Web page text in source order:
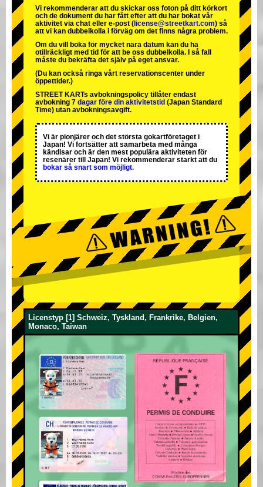
Vi rekommenderar att du skickar oss foton på ditt körkort
och de dokument du har fått efter att du har bokat vår
aktivitet via chat eller e-post ( license@streetkart.com) så
att vi kan dubbelkolla i förväg om det finns några problem.
Om du vill boka för mycket nära datum kan du ha
otillräckligt med tid för att be oss dubbelkolla. I så fall
måste du bekräfta det själv på eget ansvar.
(Du kan också ringa vårt reservationscenter under
öppettider.)
STREET KARTs avbokningspolicy tillåter endast
avbokning 7 dagar före din aktivitetstid (Japan Standard
Time) utan avbokningsavgift.
Vi är pionjärer och det största gokartföretaget i
Japan! Vi fortsätter att samarbeta med många
kändisar och är den mest populära aktiviteten för
resenärer till Japan! Vi rekommenderar starkt att du
bokar så snart som möjligt.
Licenstyp [1] Schweiz, Tyskland, Frankrike, Belgien,
Monaco, Taiwan